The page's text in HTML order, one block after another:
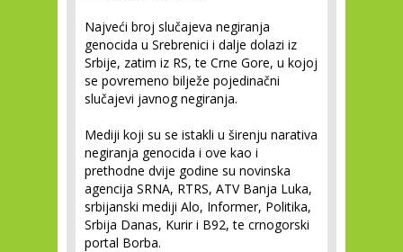
Najveći broj slučajeva negiranja
genocida u Srebrenici i dalje dolazi iz
Srbije, zatim iz RS, te Crne Gore, u kojoj
se povremeno bilježe pojedinačni
slučajevi javnog negiranja.
Mediji koji su se istakli u širenju narativa
negiranja genocida i ove kao i
prethodne dvije godine su novinska
agencija SRNA, RTRS, ATV Banja Luka,
srbijanski mediji Alo, Informer, Politika,
Srbija Danas, Kurir i B92, te crnogorski
portal Borba.